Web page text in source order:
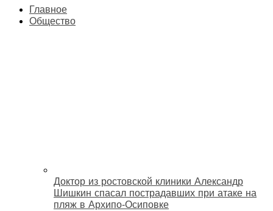
Главное
Общество
Доктор из ростовской клиники Александр
Шишкин спасал пострадавших при атаке на
пляж в Архипо‑Осиповке